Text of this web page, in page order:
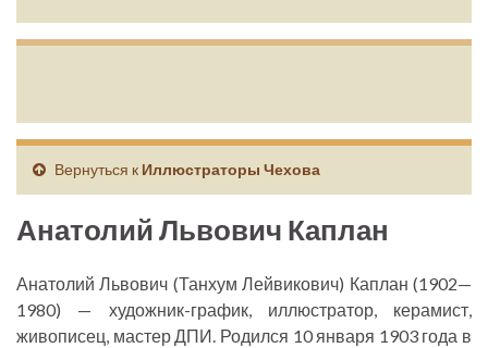
Вернуться к Иллюстраторы Чехова
Анатолий Львович Каплан
Анатолий Львович (Танхум Лейвикович) Каплан (1902—
1980) — художник-график, иллюстратор, керамист,
живописец, мастер ДПИ. Родился 10 января 1903 года в